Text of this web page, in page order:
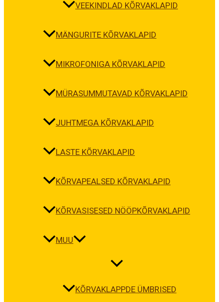
VEEKINDLAD KÕRVAKLAPID
MÄNGURITE KÕRVAKLAPID
MIKROFONIGA KÕRVAKLAPID
MÜRASUMMUTAVAD KÕRVAKLAPID
JUHTMEGA KÕRVAKLAPID
LASTE KÕRVAKLAPID
KÕRVAPEALSED KÕRVAKLAPID
KÕRVASISESED NÖÖPKÕRVAKLAPID
MUU
KÕRVAKLAPPDE ÜMBRISED